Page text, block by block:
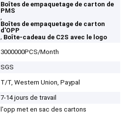
Boîtes de empaquetage de carton de
PMS
,
Boîtes de empaquetage de carton
d'OPP
, Boîte-cadeau de C2S avec le logo
3000000PCS/Month
SGS
T/T, Western Union, Paypal
7-14 jours de travail
l'opp met en sac des cartons